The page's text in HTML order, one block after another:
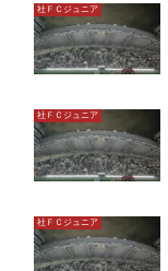
社ＦＣジュニア
社ＦＣジュニア
社ＦＣジュニア